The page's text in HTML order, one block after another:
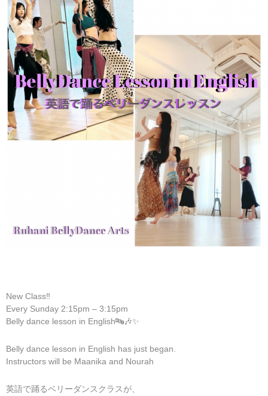
New Class‼️
Every Sunday 2:15pm – 3:15pm
Belly dance lesson in English🔤🎶✨
Belly dance lesson in English has just began.
Instructors will be Maanika and Nourah
英語で踊るベリーダンスクラスが、